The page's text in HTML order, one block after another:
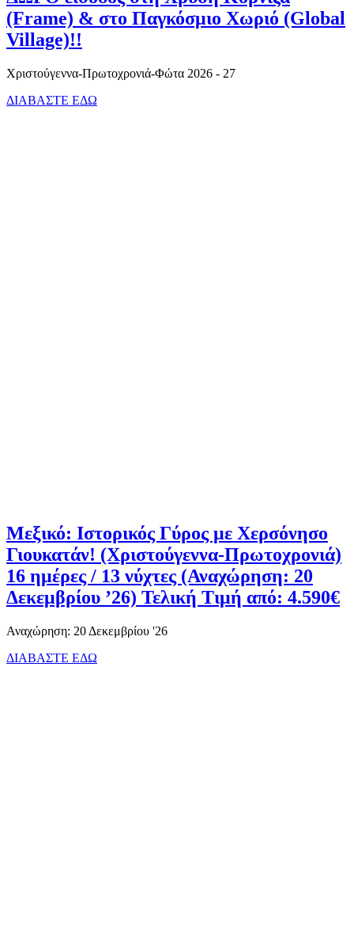
(Frame) & στο Παγκόσμιο Χωριό (Global
Village)!!
Χριστούγεννα-Πρωτοχρονιά-Φώτα 2026 - 27
ΔΙΑΒΑΣΤΕ ΕΔΩ
Μεξικό: Ιστορικός Γύρος με Χερσόνησο
Γιουκατάν! (Χριστούγεννα-Πρωτοχρονιά)
16 ημέρες / 13 νύχτες (Αναχώρηση: 20
Δεκεμβρίου ’26) Τελική Τιμή από: 4.590€
Αναχώρηση: 20 Δεκεμβρίου '26
ΔΙΑΒΑΣΤΕ ΕΔΩ